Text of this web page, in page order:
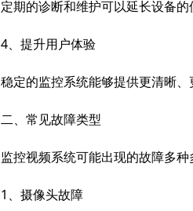
定期的诊断和维护可以延长设备的
4、提升用户体验
稳定的监控系统能够提供更清晰、
二、常见故障类型
监控视频系统可能出现的故障多
1、摄像头故障